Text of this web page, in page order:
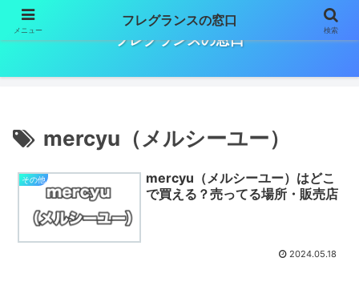
フレグランスの窓口
mercyu（メルシーユー）
その他
mercyu（メルシーユー）はどこ
で買える？売ってる場所・販売店
2024.05.18
メニュー
フレグランスの窓口
検索